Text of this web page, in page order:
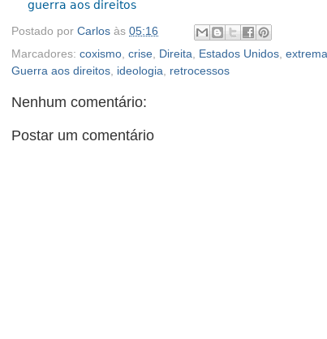
guerra aos direitos
Postado por Carlos às 05:16
Marcadores: coxismo crise Direita Estados Unidos
Guerra aos direitos ideologia retrocessos
Nenhum comentário:
Postar um comentário